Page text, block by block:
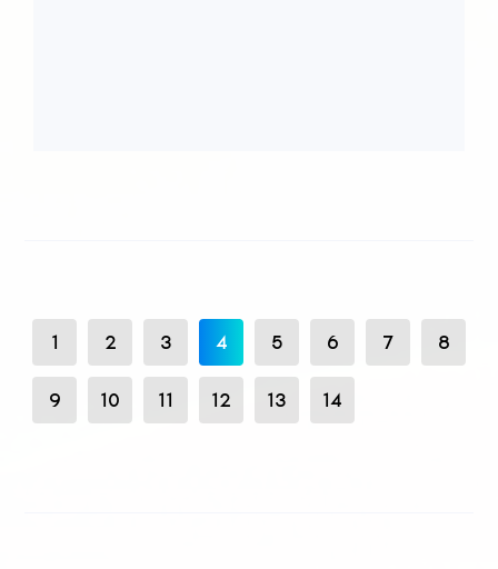
1 2 3 4 5 6 7 8
9 10 11 12 13 14